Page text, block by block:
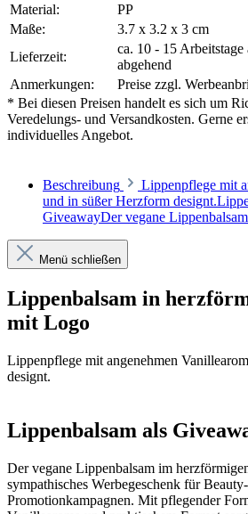
Material:
PP
Maße:
3.7 x 3.2 x 3 cm
Lieferzeit:
ca. 10 - 15
abgehend
Anmerkungen:
Preise zzgl.
* Bei diesen Preisen handelt es sich um
Veredelungs- und Versandkosten. Gerne
individuelles Angebot.
Beschreibung
Lippenpflege mit
und in süßer Herzform
GiveawayDer vegane
Menü schließen
Lippenbalsam in
mit Logo
Lippenpflege mit angenehmen
designt.
Lippenbalsam als
Der vegane Lippenbalsam im
sympathisches Werbegeschenk für
Promotionkampagnen. Mit pflegender